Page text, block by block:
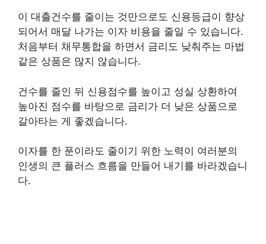
이 대출건수를 줄이는 것만으로도 신용등급이 향상
되어서 매달 나가는 이자 비용을 줄일 수 있습니다.
처음부터 채무통합을 하면서 금리도 낮춰주는 마법
같은 상품은 많지 않습니다.
건수를 줄인 뒤 신용점수를 높이고 성실 상환하여
높아진 점수를 바탕으로 금리가 더 낮은 상품으로
갈아타는 게 좋겠습니다.
이자를 한 푼이라도 줄이기 위한 노력이 여러분의
인생의 큰 플러스 흐름을 만들어 내기를 바라겠습니
다.